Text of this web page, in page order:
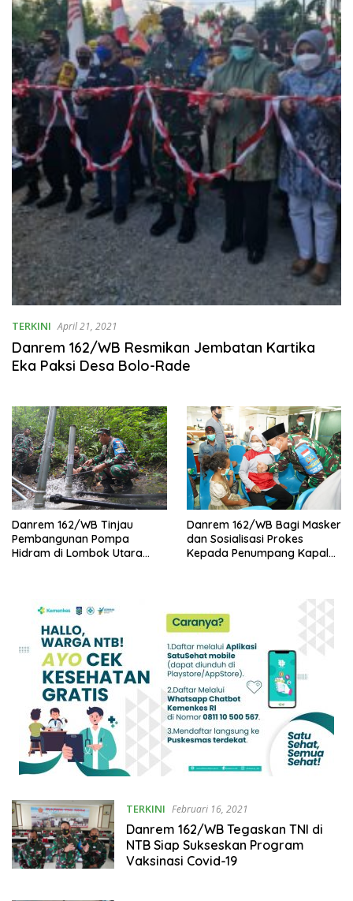
TERKINI April 21, 2021
Danrem 162/WB Resmikan Jembatan Kartika
Eka Paksi Desa Bolo-Rade
Danrem 162/WB Tinjau
Pembangunan Pompa
Hidram di Lombok Utara
Danrem 162/WB Bagi Masker
dan Sosialisasi Prokes
Kepada Penumpang Kapal
TERKINI Februari 16, 2021
Danrem 162/WB Tegaskan TNI di
NTB Siap Sukseskan Program
Vaksinasi Covid-19